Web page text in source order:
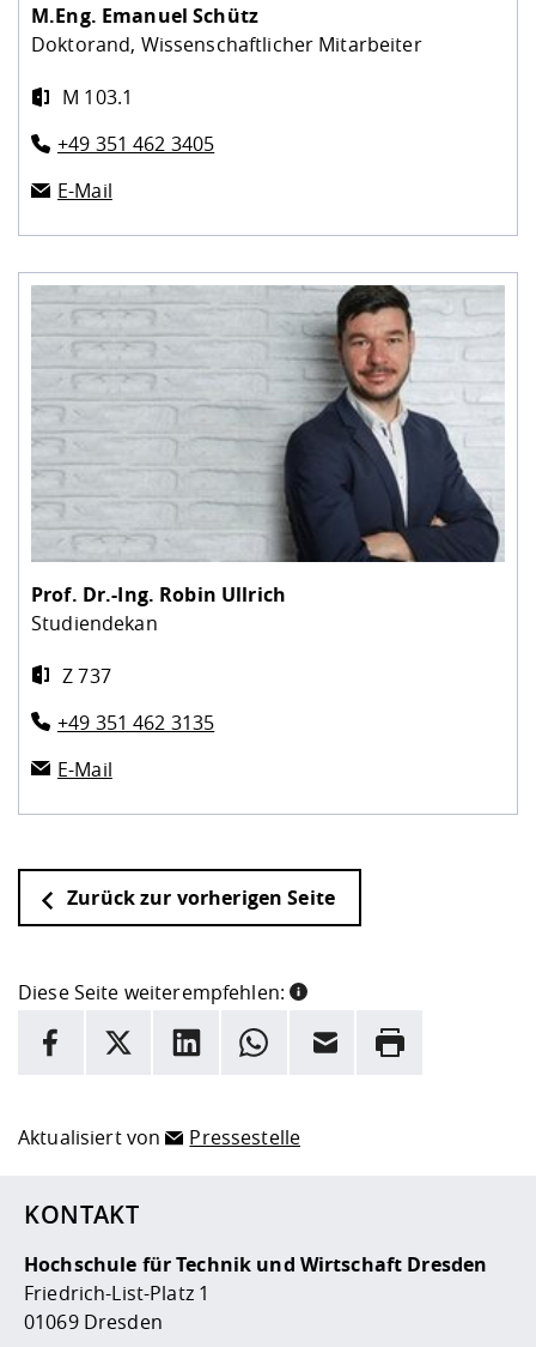
M.Eng. Emanuel Schütz
Doktorand, Wissenschaftlicher Mitarbeiter
M 103.1
+49 351 462 3405
E-Mail
Prof. Dr.-Ing. Robin Ullrich
Studiendekan
Z 737
+49 351 462 3135
E-Mail
Zurück zur vorherigen Seite
Diese Seite weiterempfehlen:
INFORMATION
Hier stehen weitere Informationen und ein Link zur
Facebook
X LinkedInWhatsappE-Mail Drucken
Aktualisiert von Pressestelle
KONTAKT
Hochschule für Technik und Wirtschaft Dresden
Friedrich-List-Platz 1
01069 Dresden